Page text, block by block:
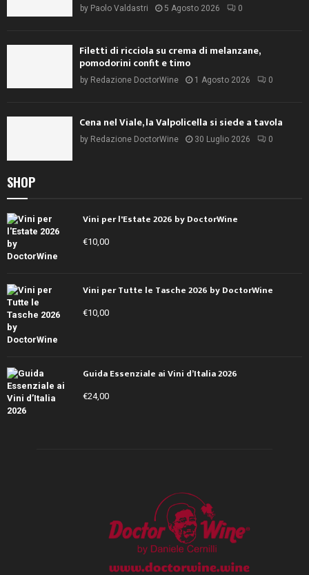
by Paolo Valdastri 5 Agosto 2026 0
Filetti di ricciola su crema di melanzane,
pomodorini confit e timo
by Redazione DoctorWine 1 Agosto 2026 0
Cena nel Viale, la Valpolicella si siede a tavola
by Redazione DoctorWine 30 Luglio 2026 0
SHOP
Vini per l'Estate 2026 by DoctorWine
€10,00
Vini per Tutte le Tasche 2026 by DoctorWine
€10,00
Guida Essenziale ai Vini d’Italia 2026
€24,00